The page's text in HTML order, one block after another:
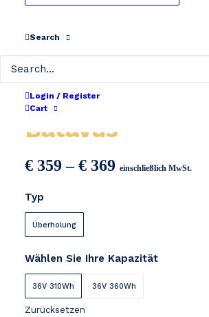
Search
Login / Register
Cart
Remove Sparta /
Batavus
€ 359 –€ 369Preisspanne:
einschließlich MwSt.
Typ
Überholung
Wählen Sie Ihre Kapazität
36V 310Wh 36V 360Wh
Zurücksetzen